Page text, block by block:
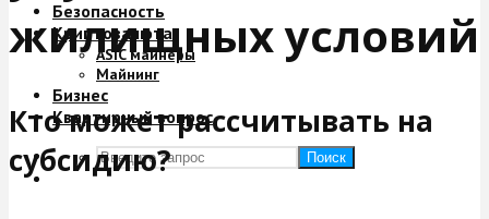
Безопасность
Криптовалюта
ASIC майнеры
Майнинг
Бизнес
Квартирный вопрос
Поиск
жилищных условий
Кто может рассчитывать на
субсидию?